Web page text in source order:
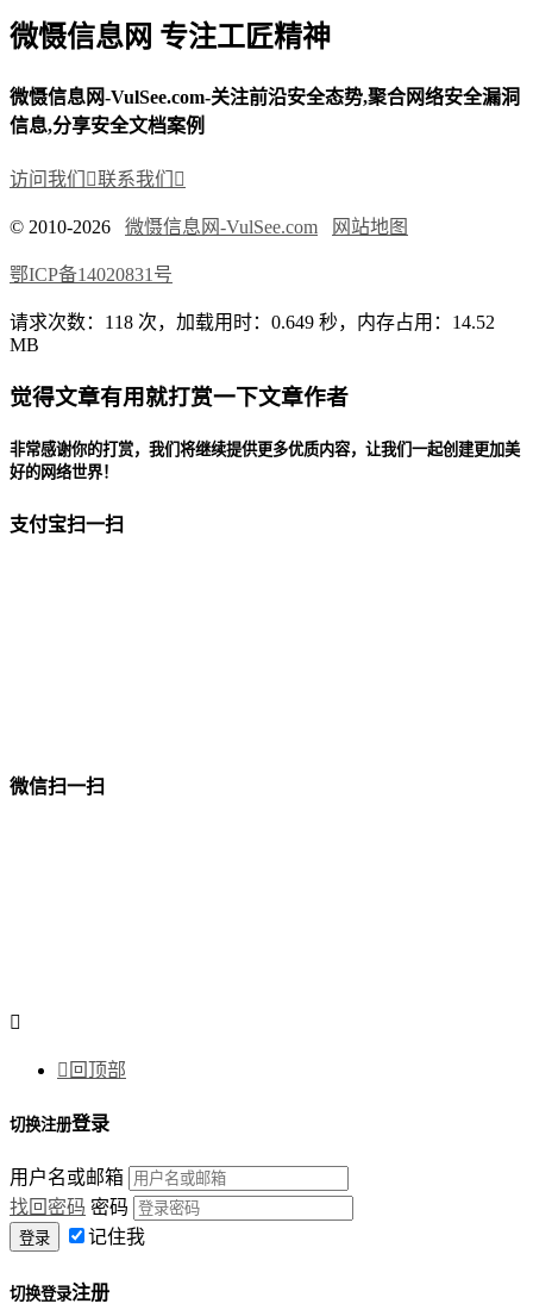
微慑信息网 专注工匠精神
微慑信息网-VulSee.com-关注前沿安全态势,聚合网络安全漏洞
信息,分享安全文档案例
访问我们 联系我们 
© 2010-2026 微慑信息网-VulSee.com 网站地图
鄂ICP备14020831号
请求次数：118 次，加载用时：0.649 秒，内存占用：14.52
MB
觉得文章有用就打赏一下文章作者
非常感谢你的打赏，我们将继续提供更多优质内容，让我们一起创建更加美
好的网络世界！
支付宝扫一扫
微信扫一扫

 回顶部
切换注册登录
用户名或邮箱
找回密码 密码
记住我
切换登录注册